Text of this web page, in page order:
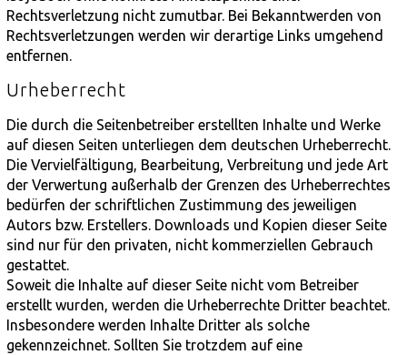
Rechtsverletzung nicht zumutbar. Bei Bekanntwerden von
Rechtsverletzungen werden wir derartige Links umgehend
entfernen.
Urheberrecht
Die durch die Seitenbetreiber erstellten Inhalte und Werke
auf diesen Seiten unterliegen dem deutschen Urheberrecht.
Die Vervielfältigung, Bearbeitung, Verbreitung und jede Art
der Verwertung außerhalb der Grenzen des Urheberrechtes
bedürfen der schriftlichen Zustimmung des jeweiligen
Autors bzw. Erstellers. Downloads und Kopien dieser Seite
sind nur für den privaten, nicht kommerziellen Gebrauch
gestattet.
Soweit die Inhalte auf dieser Seite nicht vom Betreiber
erstellt wurden, werden die Urheberrechte Dritter beachtet.
Insbesondere werden Inhalte Dritter als solche
gekennzeichnet. Sollten Sie trotzdem auf eine